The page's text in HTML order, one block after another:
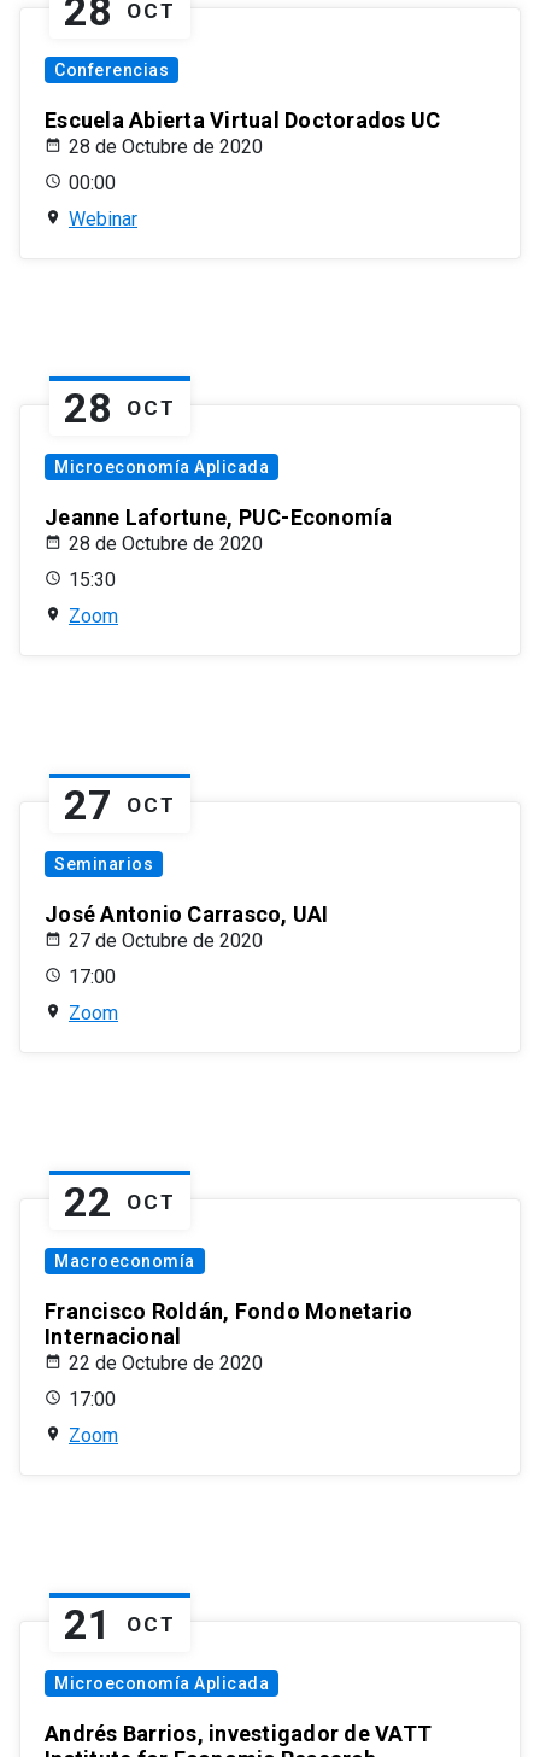
28 OCT
Conferencias
Escuela Abierta Virtual Doctorados UC
28 de Octubre de 2020
00:00
Webinar
28 OCT
Microeconomía Aplicada
Jeanne Lafortune, PUC-Economía
28 de Octubre de 2020
15:30
Zoom
27 OCT
Seminarios
José Antonio Carrasco, UAI
27 de Octubre de 2020
17:00
Zoom
22 OCT
Macroeconomía
Francisco Roldán, Fondo Monetario
Internacional
22 de Octubre de 2020
17:00
Zoom
21 OCT
Microeconomía Aplicada
Andrés Barrios, investigador de VATT